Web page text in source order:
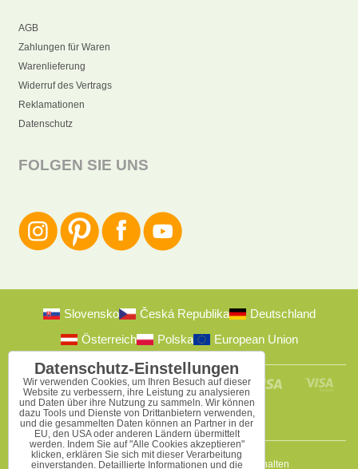
AGB
Zahlungen für Waren
Warenlieferung
Widerruf des Vertrags
Reklamationen
Datenschutz
FOLGEN SIE UNS
Slovensko Česká Republika
Deutschland
Österreich
Polska European Union
2009-2026 © Bomba s.r.o.Alle Rechte vorbehalten
Datenschutz-Einstellungen
Wir verwenden Cookies, um Ihren Besuch auf dieser
Website zu verbessern, ihre Leistung zu analysieren
und Daten über ihre Nutzung zu sammeln. Wir können
dazu Tools und Dienste von Drittanbietern verwenden,
und die gesammelten Daten können an Partner in der
EU, den USA oder anderen Ländern übermittelt
werden. Indem Sie auf "Alle Cookies akzeptieren"
klicken, erklären Sie sich mit dieser Verarbeitung
einverstanden. Detaillierte Informationen und die